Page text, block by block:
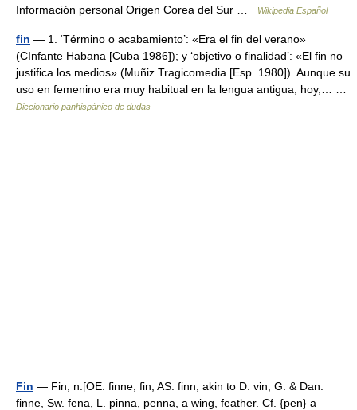
Información personal Origen Corea del Sur …
Wikipedia Español
fin — 1. ‘Término o acabamiento’: «Era el fin del verano»
(CInfante Habana [Cuba 1986]); y ‘objetivo o finalidad’: «El fin no
justifica los medios» (Muñiz Tragicomedia [Esp. 1980]). Aunque su
uso en femenino era muy habitual en la lengua antigua, hoy,… …
Diccionario panhispánico de dudas
Fin — Fin, n.[OE. finne, fin, AS. finn; akin to D. vin, G. & Dan.
finne, Sw. fena, L. pinna, penna, a wing, feather. Cf. {pen} a